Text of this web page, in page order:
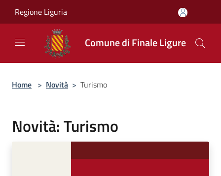
Regione Liguria
Comune di Finale Ligure
Home > Novità > Turismo
Novità: Turismo